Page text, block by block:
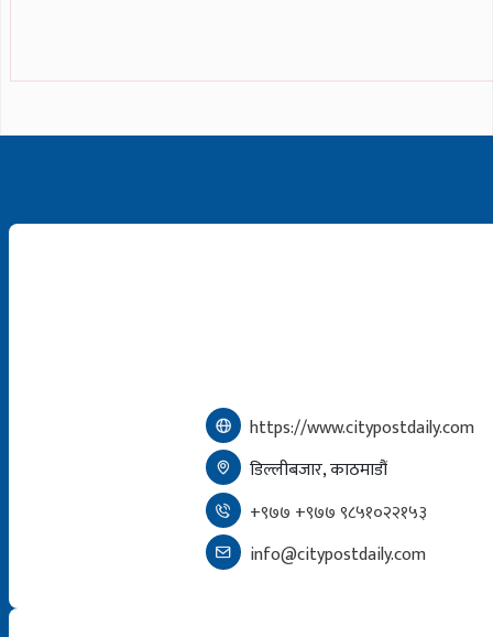
https://www.citypostdaily.com
डिल्लीबजार, काठमाडौं
+९७७ +९७७ ९८५१०२२१५३
info@citypostdaily.com